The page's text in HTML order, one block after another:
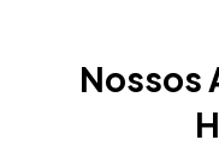
Nossos